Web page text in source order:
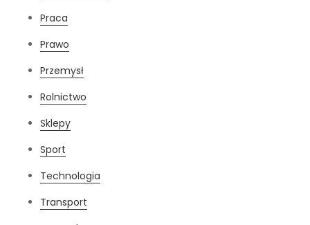
Praca
Prawo
Przemysł
Rolnictwo
Sklepy
Sport
Technologia
Transport